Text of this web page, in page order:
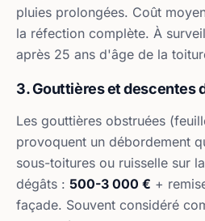
pluies prolongées. Coût
la réfection complète. À
après 25 ans d'âge de la
3. Gouttières et descentes
Les gouttières obstruées
provoquent un débordement
sous-toitures ou ruisselle sur
dégâts : 500-3 000 € +
façade. Souvent considéré